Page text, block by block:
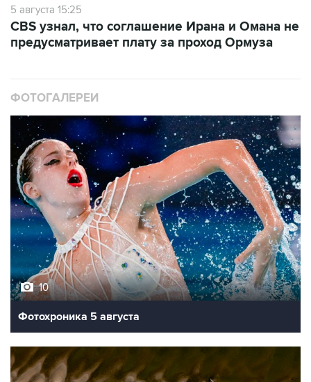
5 августа 15:25
CBS узнал, что соглашение Ирана и Омана не
предусматривает плату за проход Ормуза
ФОТОГАЛЕРЕИ
10
Фотохроника 5 августа